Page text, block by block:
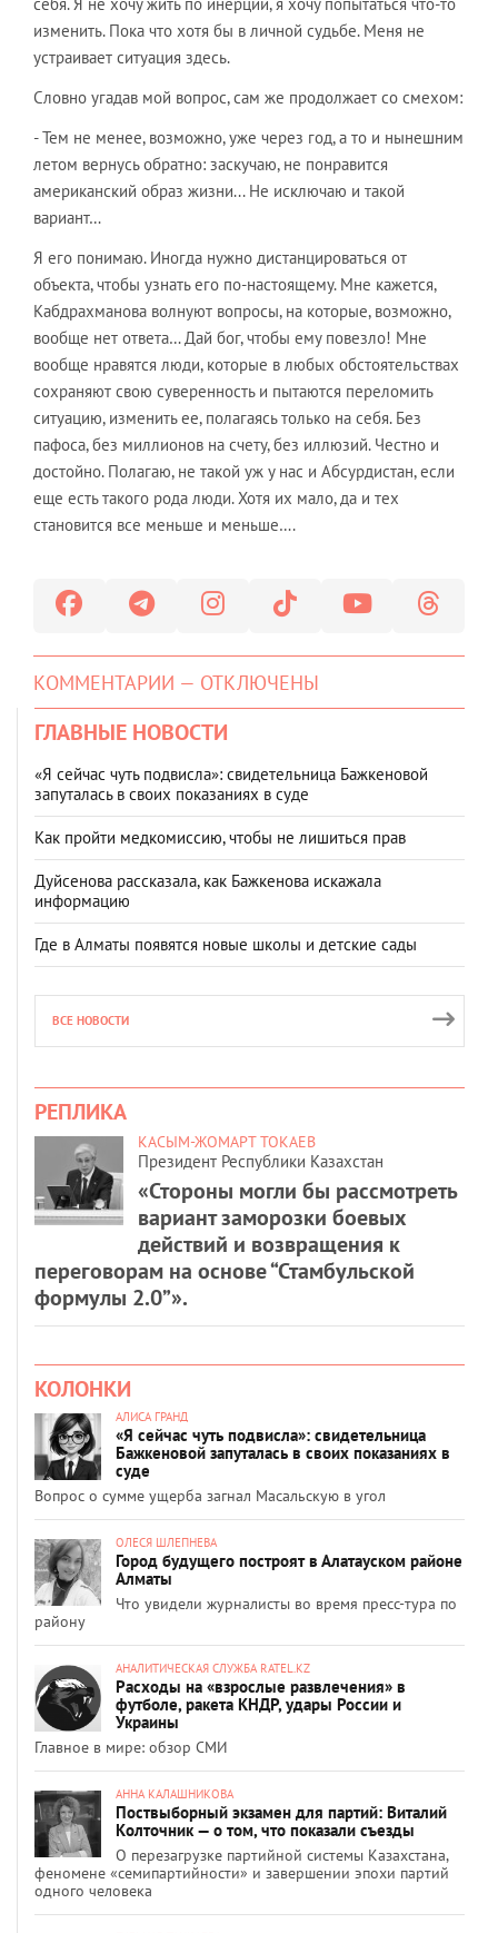
изменить. Пока что хотя бы в личной судьбе. Меня не
устраивает ситуация здесь.
Словно угадав мой вопрос, сам же продолжает со смехом:
- Тем не менее, возможно, уже через год, а то и нынешним
летом вернусь обратно: заскучаю, не понравится
американский образ жизни... Не исключаю и такой
вариант…
Я его понимаю. Иногда нужно дистанцироваться от
объекта, чтобы узнать его по-настоящему. Мне кажется,
Кабдрахманова волнуют вопросы, на которые, возможно,
вообще нет ответа… Дай бог, чтобы ему повезло! Мне
вообще нравятся люди, которые в любых обстоятельствах
сохраняют свою суверенность и пытаются переломить
ситуацию, изменить ее, полагаясь только на себя. Без
пафоса, без миллионов на счету, без иллюзий. Честно и
достойно. Полагаю, не такой уж у нас и Абсурдистан, если
еще есть такого рода люди. Хотя их мало, да и тех
становится все меньше и меньше….
КОММЕНТАРИИ — ОТКЛЮЧЕНЫ
ГЛАВНЫЕ НОВОСТИ
«Я сейчас чуть подвисла»: свидетельница Бажкеновой
запуталась в своих показаниях в суде
Как пройти медкомиссию, чтобы не лишиться прав
Дуйсенова рассказала, как Бажкенова искажала
информацию
Где в Алматы появятся новые школы и детские сады
ВСЕ НОВОСТИ
РЕПЛИКА
КАСЫМ-ЖОМАРТ ТОКАЕВ
Президент Республики Казахстан
«Стороны могли бы рассмотреть
вариант заморозки боевых
действий и возвращения к
переговорам на основе “Стамбульской
формулы 2.0”».
КОЛОНКИ
АЛИСА ГРАНД
«Я сейчас чуть подвисла»: свидетельница
Бажкеновой запуталась в своих показаниях в
суде
Вопрос о сумме ущерба загнал Масальскую в угол
ОЛЕСЯ ШЛЕПНЕВА
Город будущего построят в Алатауском районе
Алматы
Что увидели журналисты во время пресс-тура по
району
АНАЛИТИЧЕСКАЯ СЛУЖБА RATEL.KZ
Расходы на «взрослые развлечения» в
футболе, ракета КНДР, удары России и
Украины
Главное в мире: обзор СМИ
АННА КАЛАШНИКОВА
Поствыборный экзамен для партий: Виталий
Колточник — о том, что показали съезды
О перезагрузке партийной системы Казахстана,
феномене «семипартийности» и завершении эпохи партий
одного человека